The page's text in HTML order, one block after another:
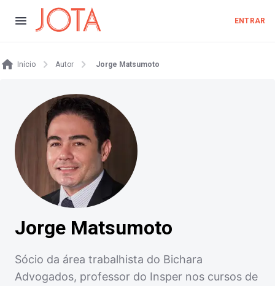
ENTRAR
Início Autor Jorge Matsumoto
Jorge Matsumoto
Sócio da área trabalhista do Bichara
Advogados, professor do Insper nos cursos de